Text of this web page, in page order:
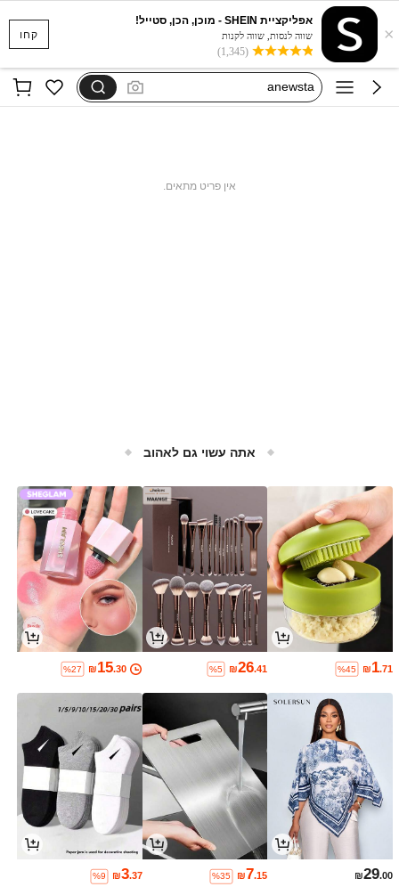
קחו ×
אפליקציית SHEIN - מוכן, הכן, סטייל!
שווה לנסות, שווה לקנות
(1,345)
motf שמלות
anewsta
motf שמלות ערב
אין פריט מתאים.
אתה עשוי גם לאהוב
₪1.71
%45
₪26.41
%5
₪15.30
%27
₪29.00
₪7.15
%35
₪3.37
%9